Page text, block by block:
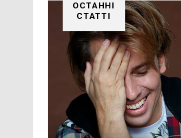
ОСТАННІ
СТАТТІ